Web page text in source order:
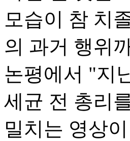
모습이 참 치
의 과거 행위
논평에서 "지
세균 전 총리
밀치는 영상